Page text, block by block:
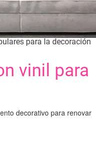
para la decoración
vinil para
decorativo para renovar